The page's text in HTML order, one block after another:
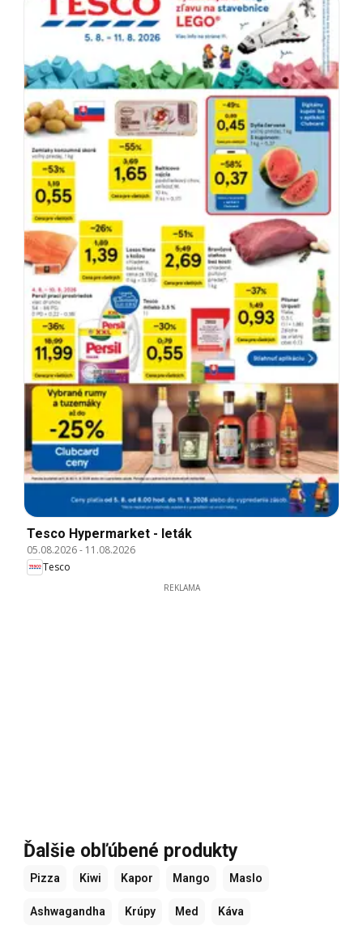
Tesco Hypermarket - leták
05.08.2026- 11.08.2026
Tesco
REKLAMA
Ďalšie obľúbené produkty
Pizza Kiwi Kapor Mango Maslo
Ashwagandha Krúpy Med Káva